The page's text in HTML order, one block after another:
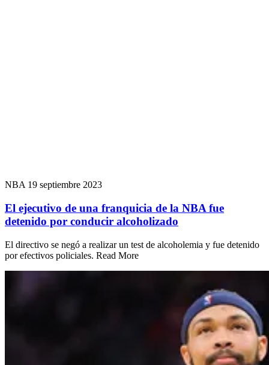
NBA 19 septiembre 2023
El ejecutivo de una franquicia de la NBA fue
detenido por conducir alcoholizado
El directivo se negó a realizar un test de alcoholemia y fue detenido
por efectivos policiales. Read More